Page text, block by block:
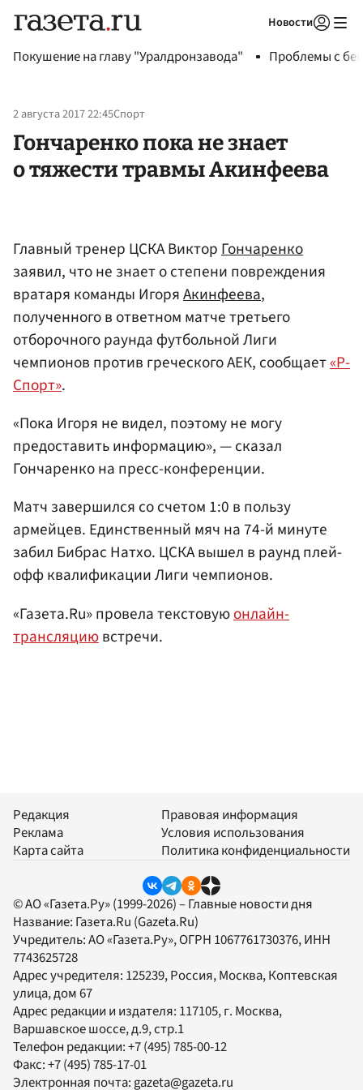
Новости
Покушение на главу "Уралдронзавода" Проблемы с
2 августа 2017 22:45Спорт
Гончаренко пока не знает
о тяжести травмы Акинфеева
Главный тренер ЦСКА ВикторГончаренко
заявил, что не знает о степени повреждения
вратаря команды ИгоряАкинфеева,
полученного в ответном матче третьего
отборочного раунда футбольной Лиги
чемпионов против греческого АЕК, сообщает«Р-
Спорт».
«Пока Игоря не видел, поэтому не могу
предоставить информацию», — сказал
Гончаренко на пресс-конференции.
Матч завершился со счетом 1:0 в пользу
армейцев. Единственный мяч на 74-й минуте
забил Бибрас Натхо. ЦСКА вышел в раунд плей-
офф квалификации Лиги чемпионов.
«Газета.Ru» провела текстовуюонлайн-
трансляциювстречи.
Редакция
Реклама
Карта сайта
Правовая информация
Условия использования
Политика конфиденциальности
© АО «Газета.Ру» (1999-2026) – Главные новости дня
Название: Газета.Ru (Gazeta.Ru)
Учредитель:АО «Газета.Ру», ОГРН 1067761730376, ИНН
7743625728
Адрес учредителя: 125239, Россия, Москва, Коптевская
улица, дом 67
Адрес редакции и издателя: 117105, г. Москва,
Варшавское шоссе, д.9, стр.1
Телефон редакции:+7 (495) 785-00-12
Факс:+7 (495) 785-17-01
Электронная почта:gazeta@gazeta.ru